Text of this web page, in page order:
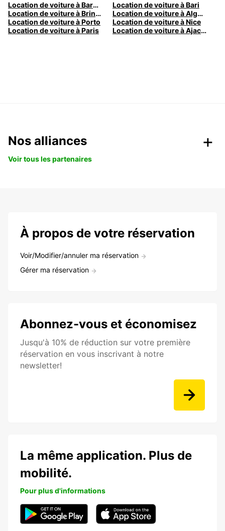
Location de voiture à Barcelone
Location de voiture à Bari
Location de voiture à Brindisi
Location de voiture à Alghero
Location de voiture à Porto
Location de voiture à Nice
Location de voiture à Paris
Location de voiture à Ajaccio
Nos alliances
Voir tous les partenaires
À propos de votre réservation
Voir/Modifier/annuler ma réservation
Gérer ma réservation
Abonnez-vous et économisez
Jusqu'à 10% de réduction sur votre première
réservation en vous inscrivant à notre
newsletter!
La même application. Plus de
mobilité.
Pour plus d'informations